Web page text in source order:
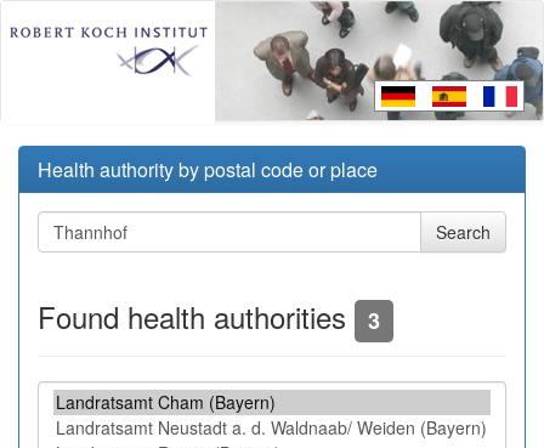
Health authority by postal code or place
Found health authorities 3